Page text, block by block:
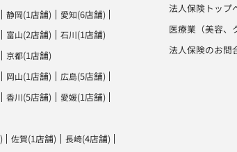
静岡(1店舗) 愛知(6店舗)
富山(2店舗) 石川(1店舗)
京都(1店舗)
岡山(1店舗) 広島(5店舗)
香川(5店舗) 愛媛(1店舗)
佐賀(1店舗) 長崎(4店舗)
法人保険トップ
医療業（美容、
法人保険のお問